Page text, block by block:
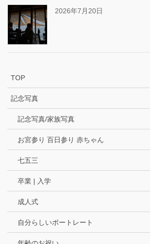
2026年7月20日
TOP
記念写真
記念写真/家族写真
お宮参り 百日参り 赤ちゃん
七五三
卒業 | 入学
成人式
自分らしいポートレート